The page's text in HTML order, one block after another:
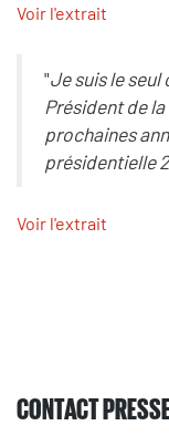
Voir l'extrait
"Je suis le
Président de
prochaines
présidentielle
Voir l'extrait
CONTACT